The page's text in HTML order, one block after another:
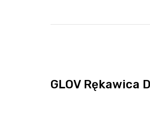
GLOV Rękawica